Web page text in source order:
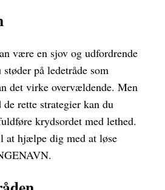
være en sjov og udfordrende
på ledetråde som
det virke overvældende. Men
rette strategier kan du
krydsordet med lethed.
at hjælpe dig med at løse